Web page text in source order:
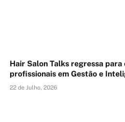
Hair Salon Talks regressa
profissionais em Gestão e
22 de Julho, 2026